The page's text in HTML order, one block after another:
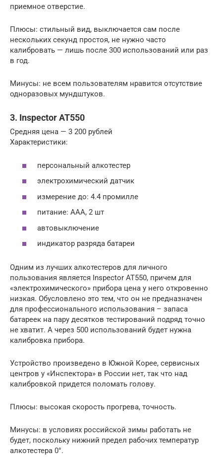
приемное отверстие.
Плюсы: стильный вид, выключается сам после
нескольких секунд простоя, не нужно часто
калибровать — лишь после 300 использований или раз
в год.
Минусы: не всем пользователям нравится отсутствие
одноразовых мундштуков.
3. Inspector AT550
Средняя цена — 3 200 рублей
Характеристики:
персональный алкотестер
электрохимический датчик
измерение до: 4.4 промилле
питание: ААА, 2 шт
автовыключение
индикатор разряда батареи
Одним из лучших алкотестеров для личного
пользования является Inspector AT550, причем для
«электрохимического» прибора цена у него откровенно
низкая. Обусловлено это тем, что он не предназначен
для профессионального использования – запаса
батареек на пару десятков тестирований подряд точно
не хватит. А через 500 использований будет нужна
калибровка прибора.
Устройство произведено в Южной Корее, сервисных
центров у «Инспектора» в России нет, так что над
калибровкой придется поломать голову.
Плюсы: высокая скорость прогрева, точность.
Минусы: в условиях российской зимы работать не
будет, поскольку нижний предел рабочих температур
алкотестера 0°.